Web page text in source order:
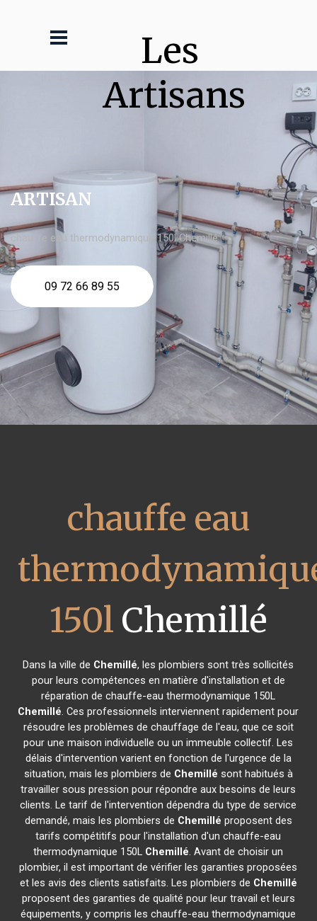
Les
Artisans
ARTISAN
chauffe eau thermodynamique 150l Chemillé
09 72 66 89 55
chauffe eau
150l Chemillé
Dans la ville de Chemillé, les plombiers sont très sollicités
pour leurs compétences en matière d'installation et de
réparation de chauffe-eau thermodynamique 150L
Chemillé. Ces professionnels interviennent rapidement pour
résoudre les problèmes de chauffage de l'eau, que ce soit
pour une maison individuelle ou un immeuble collectif. Les
délais d'intervention varient en fonction de l'urgence de la
situation, mais les plombiers de Chemillé sont habitués à
travailler sous pression pour répondre aux besoins de leurs
clients. Le tarif de l'intervention dépendra du type de service
demandé, mais les plombiers de Chemillé proposent des
tarifs compétitifs pour l'installation d'un chauffe-eau
thermodynamique 150L Chemillé. Avant de choisir un
plombier, il est important de vérifier les garanties proposées
et les avis des clients satisfaits. Les plombiers de Chemillé
proposent des garanties de qualité pour leur travail et leurs
équipements, y compris les chauffe-eau thermodynamique